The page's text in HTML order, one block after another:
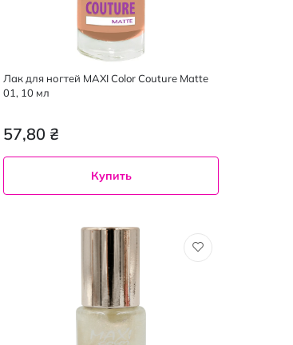
Лак для ногтей MAXI Color Couture Matte
01, 10 мл
57,80 ₴
Купить